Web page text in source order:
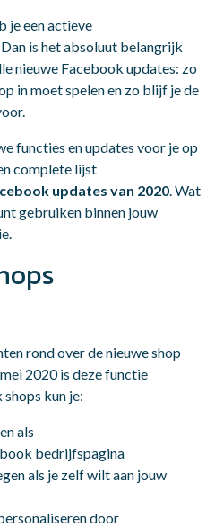
je een actieve
is het absoluut belangrijk
nieuwe Facebook updates: zo
in moet spelen en zo blijf je de
functies en updates voor je op
complete lijst
updates van 2020 . Wat
gebruiken binnen jouw
rond over de nieuwe shop
2020 is deze functie
kun je:
als
bedrijfspagina
als je zelf wilt aan jouw
door